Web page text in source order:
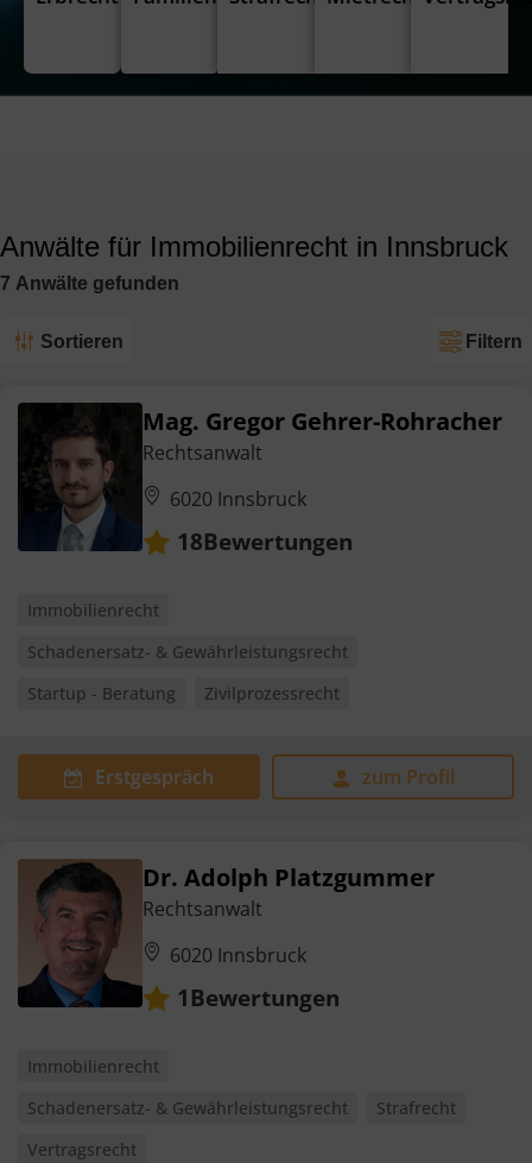
Anwälte für Immobilienrecht in Innsbruck
7 Anwälte gefunden
Sortieren Filtern
Mag. Gregor Gehrer-Rohracher
Rechtsanwalt
6020 Innsbruck
18Bewertungen
Immobilienrecht
Schadenersatz- & Gewährleistungsrecht
Startup - Beratung
Zivilprozessrecht
Erstgespräch zum Profil
Dr. Adolph Platzgummer
Rechtsanwalt
6020 Innsbruck
1Bewertungen
Immobilienrecht
Schadenersatz- & Gewährleistungsrecht
Strafrecht
Vertragsrecht